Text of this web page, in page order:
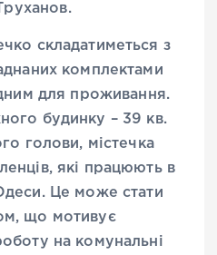
складатиметься з
комплектами
для проживання.
будинку – 39 кв.
голови, містечка
які працюють в
Це може стати
що мотивує
на комунальні